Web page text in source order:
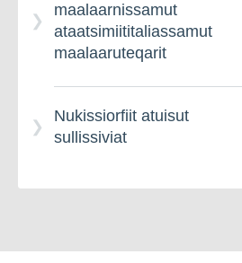
maalaarnissamut
ataatsimiititaliassamut
maalaaruteqarit
Nukissiorfiit atuisut
sullissiviat